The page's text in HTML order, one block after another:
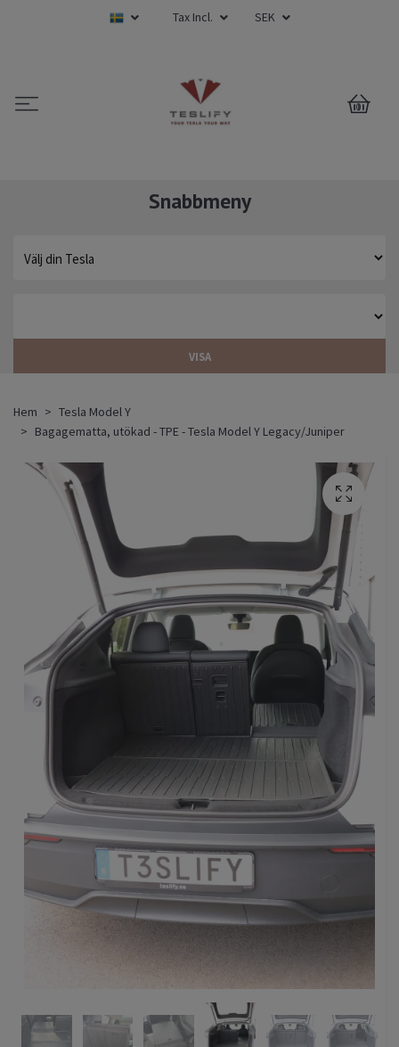
Tax Incl. SEK
0
Snabbmeny
VISA
Hem
Tesla Model Y
Bagagematta, utökad - TPE - Tesla Model Y Legacy/Juniper